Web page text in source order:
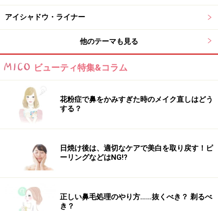
アイシャドウ・ライナー
他のテーマも見る
ビューティ特集&コラム
花粉症で鼻をかみすぎた時のメイク直しはどう
する？
日焼け後は、適切なケアで美白を取り戻す！ピ
ーリングなどはNG!?
正しい鼻毛処理のやり方……抜くべき？ 剃るべ
き？